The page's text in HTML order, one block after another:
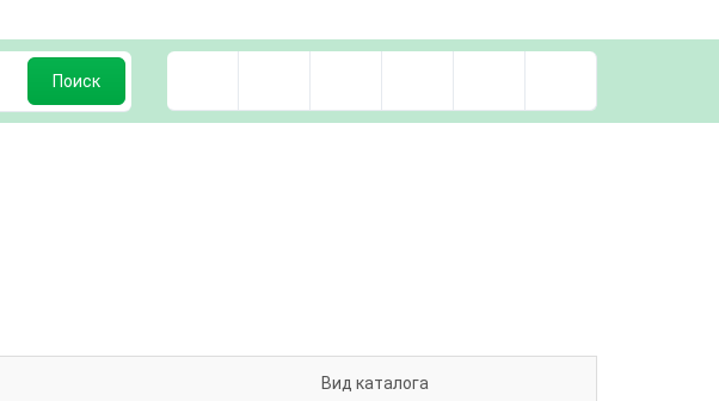
Поиск
Вид каталога